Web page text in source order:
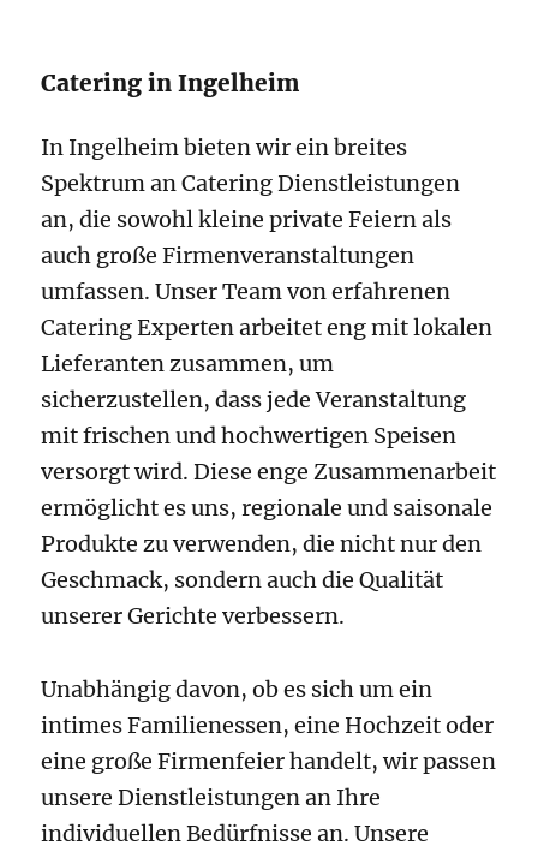
Catering in Ingelheim
In Ingelheim bieten wir ein breites
Spektrum an Catering Dienstleistungen
an, die sowohl kleine private Feiern als
auch große Firmenveranstaltungen
umfassen. Unser Team von erfahrenen
Catering Experten arbeitet eng mit lokalen
Lieferanten zusammen, um
sicherzustellen, dass jede Veranstaltung
mit frischen und hochwertigen Speisen
versorgt wird. Diese enge Zusammenarbeit
ermöglicht es uns, regionale und saisonale
Produkte zu verwenden, die nicht nur den
Geschmack, sondern auch die Qualität
unserer Gerichte verbessern.
Unabhängig davon, ob es sich um ein
intimes Familienessen, eine Hochzeit oder
eine große Firmenfeier handelt, wir passen
unsere Dienstleistungen an Ihre
individuellen Bedürfnisse an. Unsere